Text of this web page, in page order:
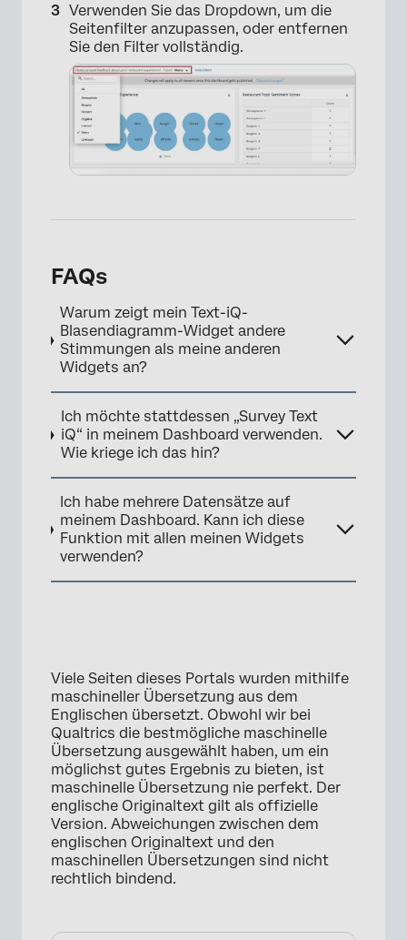
Verwenden Sie das Dropdown, um die
Seitenfilter anzupassen, oder entfernen
Sie den Filter vollständig.
FAQs
Warum zeigt mein Text-iQ-
Blasendiagramm-Widget andere
Stimmungen als meine anderen
Widgets an?
Ich möchte stattdessen „Survey Text
iQ“ in meinem Dashboard verwenden.
Wie kriege ich das hin?
Ich habe mehrere Datensätze auf
meinem Dashboard. Kann ich diese
Funktion mit allen meinen Widgets
verwenden?
Viele Seiten dieses Portals wurden mithilfe
maschineller Übersetzung aus dem
Englischen übersetzt. Obwohl wir bei
Qualtrics die bestmögliche maschinelle
Übersetzung ausgewählt haben, um ein
möglichst gutes Ergebnis zu bieten, ist
maschinelle Übersetzung nie perfekt. Der
englische Originaltext gilt als offizielle
Version. Abweichungen zwischen dem
englischen Originaltext und den
maschinellen Übersetzungen sind nicht
rechtlich bindend.